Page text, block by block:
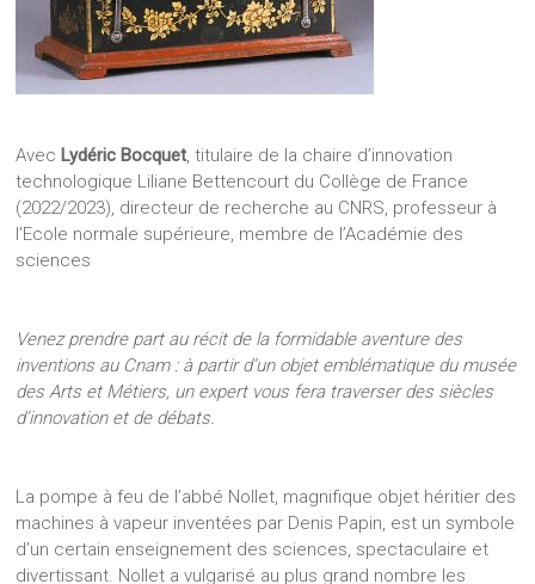
Avec Lydéric Bocquet, titulaire de la chaire d’innovation
technologique Liliane Bettencourt du Collège de France
(2022/2023), directeur de recherche au CNRS, professeur à
l’Ecole normale supérieure, membre de l’Académie des
sciences
Venez prendre part au récit de la formidable aventure des
inventions au Cnam : à partir d’un objet emblématique du musée
des Arts et Métiers, un expert vous fera traverser des siècles
d’innovation et de débats.
La pompe à feu de l’abbé Nollet, magnifique objet héritier des
machines à vapeur inventées par Denis Papin, est un symbole
d’un certain enseignement des sciences, spectaculaire et
divertissant. Nollet a vulgarisé au plus grand nombre les